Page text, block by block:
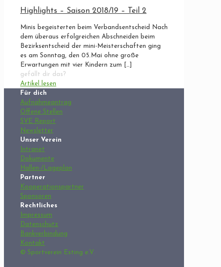
Highlights – Saison 2018/19 – Teil 2
Minis begeisterten beim Verbandsentscheid Nach
dem überaus erfolgreichen Abschneiden beim
Bezirksentscheid der mini-Meisterschaften ging
es am Sonntag, den 05.Mai ohne große
Erwartungen mit vier Kindern zum […]
gefällt dir das?
Artikel lesen
Für dich
Aufnahmeantrag
Offene Stellen
SVE Report
Newsletter
Unser Verein
Intranet
Dokumente
Hallen-/Lageplan
Partner
Kooperationspartner
Sponsoren
Rechtliches
Impressum
Datenschutz
Bankverbindung
Kontakt
© Sportverein Esting e.V.